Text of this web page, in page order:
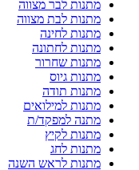
מתנות לבר מצווה
מתנות לבת מצווה
מתנות לחינה
מתנות לחתונה
מתנות שחרור
מתנות גיוס
מתנות תודה
מתנות למילואים
מתנה למפקד/ת
מתנות לקיץ
מתנות לחג
מתנות לראש השנה